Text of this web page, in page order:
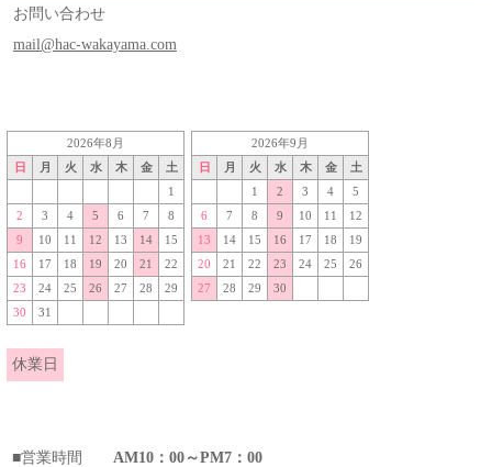
お問い合わせ
mail@hac-wakayama.com
2026年8月
日
月 火 水 木 金
土
1
2
3 4 5 6 7
8
9
10 11 12 13 14
15
16
17 18 19 20 21
22
23
24 25 26 27 28
29
30
31
2026年9月
日
月 火 水 木 金
土
1
2 3 4
5
6
7 8 9 10 11
12
13
14 15 16 17 18
19
20
21 22 23 24 25
26
27
28 29 30
休業日
■営業時間 AM10：00～PM7：00